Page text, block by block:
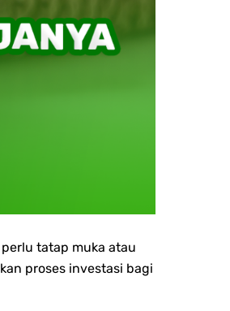
tatap muka atau
proses investasi bagi